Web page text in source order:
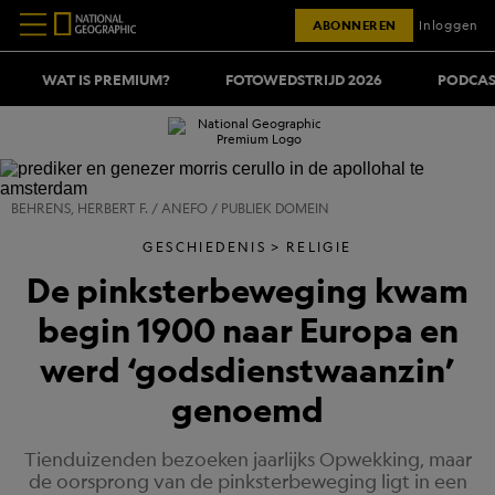
WAT IS PREMIUM? FOTOWEDSTRIJD 2026
ABONNEREN Inloggen
BEHRENS, HERBERT F. / ANEFO / PUBLIEK DOMEIN
GESCHIEDENIS RELIGIE
De pinksterbeweging kwam
begin 1900 naar Europa en
werd ‘godsdienstwaanzin’
genoemd
Tienduizenden bezoeken jaarlijks Opwekking, maar
de oorsprong van de pinksterbeweging ligt in een